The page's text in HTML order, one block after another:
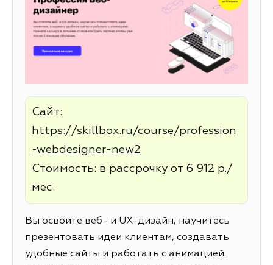
Сайт:
https://skillbox.ru/course/profession
-webdesigner-new2
Стоимость: в рассрочку от 6 912 р./
мес.
Вы освоите веб- и UX-дизайн, научитесь
презентовать идеи клиентам, создавать
удобные сайты и работать с анимацией.